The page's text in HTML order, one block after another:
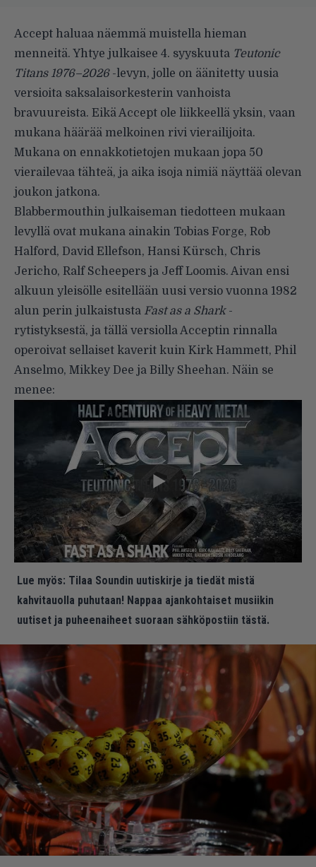
Accept haluaa näemmä muistella hieman
menneitä. Yhtye julkaisee 4. syyskuuta Teutonic
Titans 1976–2026-levyn, jolle on äänitetty uusia
versioita saksalaisorkesterin vanhoista
bravuureista. Eikä Accept ole liikkeellä yksin, vaan
mukana häärää melkoinen rivi vierailijoita.
Mukana on ennakkotietojen mukaan jopa 50
vierailevaa tähteä, ja aika isoja nimiä näyttää olevan
joukon jatkona.
Blabbermouthin julkaiseman tiedotteen mukaan
levyllä ovat mukana ainakin Tobias Forge, Rob
Halford, David Ellefson, Hansi Kürsch, Chris
Jericho, Ralf Scheepers ja Jeff Loomis. Aivan ensi
alkuun yleisölle esitellään uusi versio vuonna 1982
alun perin julkaistusta Fast as a Shark-
rytistyksestä, ja tällä versiolla Acceptin rinnalla
operoivat sellaiset kaverit kuin Kirk Hammett, Phil
Anselmo, Mikkey Dee ja Billy Sheehan. Näin se
menee:
Lue myös: Tilaa Soundin uutiskirje ja tiedät mistä
kahvitauolla puhutaan! Nappaa ajankohtaiset musiikin
uutiset ja puheenaiheet suoraan sähköpostiin tästä.